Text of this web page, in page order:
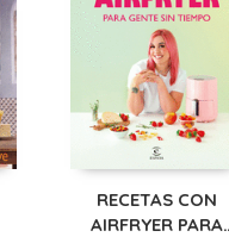
RECETAS CON
AIRFRYER PARA